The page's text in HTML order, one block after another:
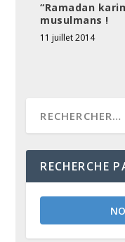
“Ramadan
musulmans !
11 juillet 2014
RECHERCHE